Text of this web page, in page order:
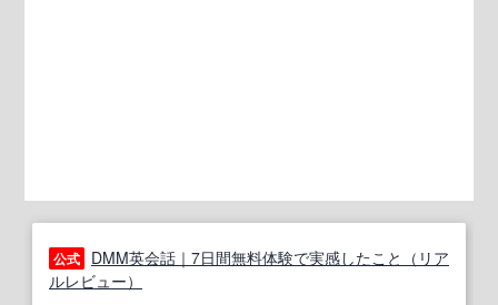
公式
DMM英会話｜7日間無料体験で実感したこと（リア
ルレビュー）